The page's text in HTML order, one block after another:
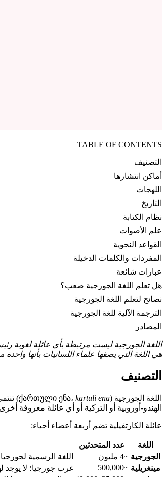
TABLE OF CONTENTS
التصنيف
أماكن انتشارها
اللهجات
التاريخ
نظام الكتابة
علم الأصوات
القواعد النحوية
المفردات والكلمات الدخيلة
عبارات شائعة
هل تعلم اللغة الجورجية صعب؟
نصائح لتعلم اللغة الجورجية
الترجمة الآلية للغة الجورجية
المصادر
هي اللغة التي يصفها علماء اللسانيات بأنها واحدة
التصنيف
اللغة الجورجية (ქართული ენა،kartuli ena
)
الهندو-أوروبية أو التركية أو أي عائلة معروفة
عائلة الكارتفيلية تضم أربعة أعضاء أحياء:
اللغة عدد المتحدثين
الجورجية ~4 مليون
اللغة الرسمية
مينغريلية ~500,000
غرب جورجيا؛ لا يوجد